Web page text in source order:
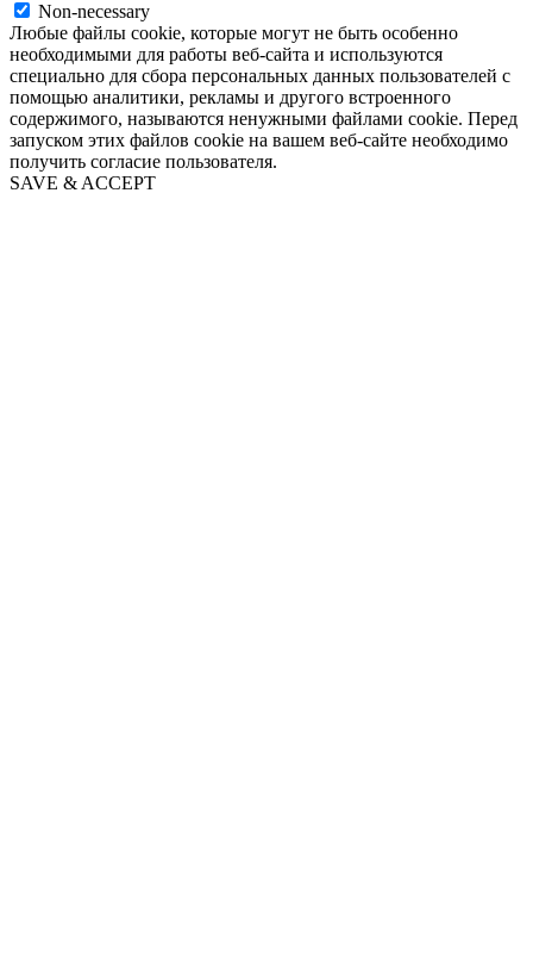
Non-necessary
Любые файлы cookie, которые могут не быть особенно
необходимыми для работы веб-сайта и используются
специально для сбора персональных данных пользователей с
помощью аналитики, рекламы и другого встроенного
содержимого, называются ненужными файлами cookie. Перед
запуском этих файлов cookie на вашем веб-сайте необходимо
получить согласие пользователя.
SAVE & ACCEPT